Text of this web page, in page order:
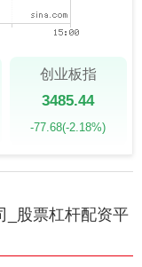
创业板指
3485.44
-77.68(-2.18%)
_股票杠杆配资平